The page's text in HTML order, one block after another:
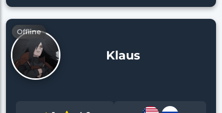
Offline
Klaus